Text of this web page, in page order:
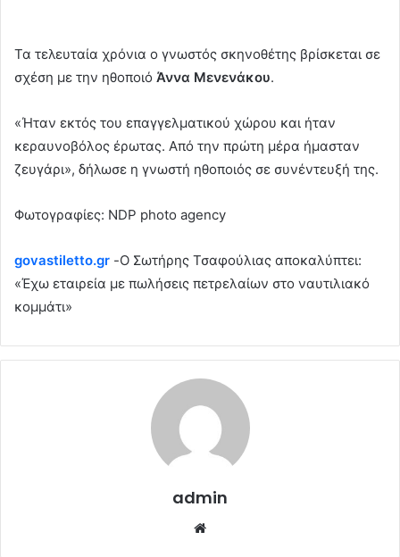
Τα τελευταία χρόνια ο γνωστός σκηνοθέτης βρίσκεται σε
σχέση με την ηθοποιό Άννα Μενενάκου.
«Ήταν εκτός του επαγγελματικού χώρου και ήταν
κεραυνοβόλος έρωτας. Από την πρώτη μέρα ήμασταν
ζευγάρι», δήλωσε η γνωστή ηθοποιός σε συνέντευξή της.
Φωτογραφίες: NDP photo agency
govastiletto.gr -Ο Σωτήρης Τσαφούλιας αποκαλύπτει:
«Έχω εταιρεία με πωλήσεις πετρελαίων στο ναυτιλιακό
κομμάτι»
admin